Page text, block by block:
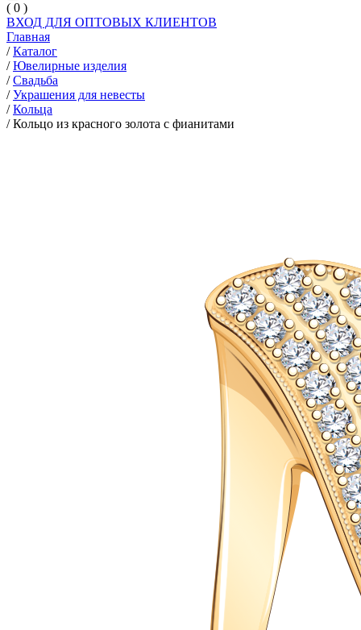
( 0 )
ВХОД ДЛЯ ОПТОВЫХ КЛИЕНТОВ
Главная
/ Каталог
/ Ювелирные изделия
/ Свадьба
/ Украшения для невесты
/ Кольца
/ Кольцо из красного золота с фианитами